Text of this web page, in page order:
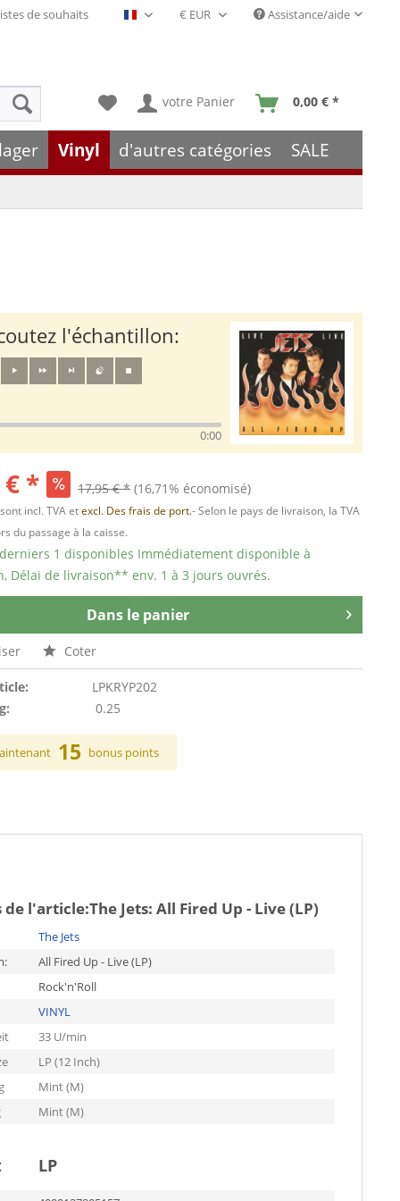
de souhaits Français- FR Assistance/aide
votre Panier 0,00 € *
Vinyl d'autres catégories SALE
l'échantillon:
0:00
€ * 17,95 € * (16,71% économisé)
incl. TVA etexcl. Des frais de port.- Selon le pays de livraison, la TVA
du passage à la caisse.
1 disponibles Immédiatement disponible à
Délai de livraison** env. 1 à 3 jours ouvrés.
Dans le panier
Coter
LPKRYP202
0.25
15 bonus points
de l'article:The Jets: All Fired Up - Live (LP)
The Jets
All Fired Up - Live (LP)
Rock'n'Roll
VINYL
33 U/min
LP (12 Inch)
Mint (M)
Mint (M)
LP